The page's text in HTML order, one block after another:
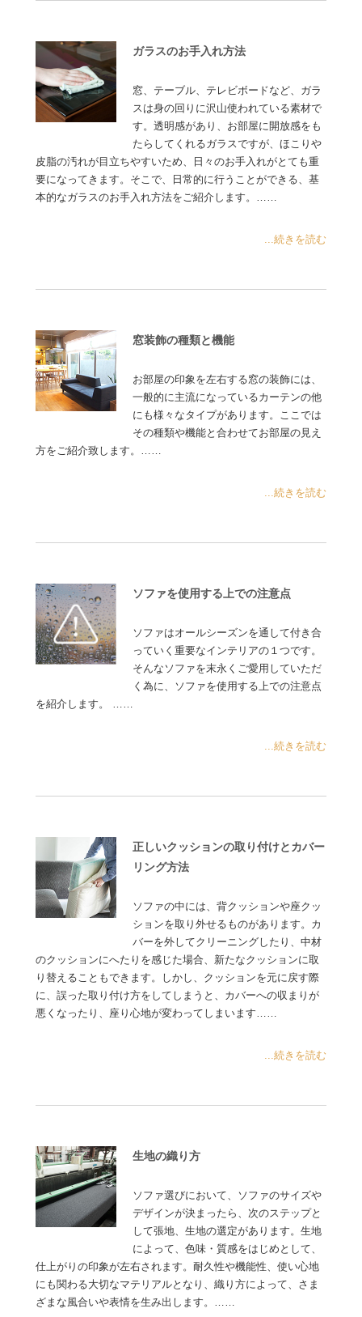
ガラスのお手入れ方法
窓、テーブル、テレビボードなど、ガラ
スは身の回りに沢山使われている素材で
す。透明感があり、お部屋に開放感をも
たらしてくれるガラスですが、ほこりや
皮脂の汚れが目立ちやすいため、日々のお手入れがとても重
要になってきます。そこで、日常的に行うことができる、基
本的なガラスのお手入れ方法をご紹介します。……
...続きを読む
窓装飾の種類と機能
お部屋の印象を左右する窓の装飾には、
一般的に主流になっているカーテンの他
にも様々なタイプがあります。ここでは
その種類や機能と合わせてお部屋の見え
方をご紹介致します。……
...続きを読む
ソファを使用する上での注意点
ソファはオールシーズンを通して付き合
っていく重要なインテリアの１つです。
そんなソファを末永くご愛用していただ
く為に、ソファを使用する上での注意点
を紹介します。 ……
...続きを読む
正しいクッションの取り付けとカバー
リング方法
ソファの中には、背クッションや座クッ
ションを取り外せるものがあります。カ
バーを外してクリーニングしたり、中材
のクッションにへたりを感じた場合、新たなクッションに取
り替えることもできます。しかし、クッションを元に戻す際
に、誤った取り付け方をしてしまうと、カバーへの収まりが
悪くなったり、座り心地が変わってしまいます……
...続きを読む
生地の織り方
ソファ選びにおいて、ソファのサイズや
デザインが決まったら、次のステップと
して張地、生地の選定があります。生地
によって、色味・質感をはじめとして、
仕上がりの印象が左右されます。耐久性や機能性、使い心地
にも関わる大切なマテリアルとなり、織り方によって、さま
ざまな風合いや表情を生み出します。……